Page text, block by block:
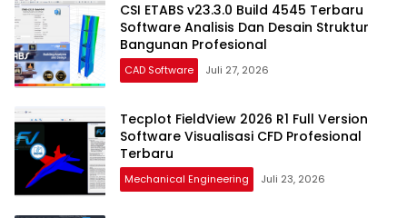
CSI ETABS v23.3.0 Build 4545 Terbaru
Software Analisis Dan Desain Struktur
Bangunan Profesional
CAD Software Juli 27, 2026
Tecplot FieldView 2026 R1 Full Version
Software Visualisasi CFD Profesional
Terbaru
Mechanical Engineering Juli 23, 2026